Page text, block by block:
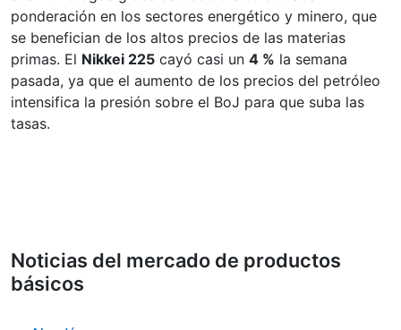
ponderación en los sectores energético y minero, que
se benefician de los altos precios de las materias
primas. El Nikkei 225 cayó casi un 4 % la semana
pasada, ya que el aumento de los precios del petróleo
intensifica la presión sobre el BoJ para que suba las
tasas.
Noticias del mercado de productos
básicos